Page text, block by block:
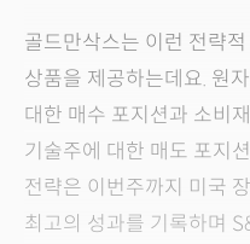
골드만삭스는 이런 전략
상품을 제공하는데요. 원
대한 매수 포지션과 소비
기술주에 대한 매도 포지
전략은 이번주까지 미국
최고의 성과를 기록하며